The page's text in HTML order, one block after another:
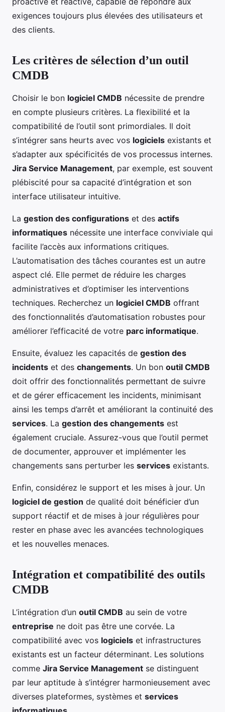
exigences toujours plus élevées des utilisateurs et
des clients.
Les critères de sélection d’un outil
CMDB
Choisir le bon logiciel CMDB nécessite de prendre
en compte plusieurs critères. La flexibilité et la
compatibilité de l’outil sont primordiales. Il doit
s’intégrer sans heurts avec vos logiciels existants et
s’adapter aux spécificités de vos processus internes.
Jira Service Management, par exemple, est souvent
plébiscité pour sa capacité d’intégration et son
interface utilisateur intuitive.
La gestion des configurations et des actifs
informatiques nécessite une interface conviviale qui
facilite l’accès aux informations critiques.
L’automatisation des tâches courantes est un autre
aspect clé. Elle permet de réduire les charges
administratives et d’optimiser les interventions
techniques. Recherchez un logiciel CMDB offrant
des fonctionnalités d’automatisation robustes pour
améliorer l’efficacité de votre parc informatique.
Ensuite, évaluez les capacités de gestion des
incidents et des changements. Un bon outil CMDB
doit offrir des fonctionnalités permettant de suivre
et de gérer efficacement les incidents, minimisant
ainsi les temps d’arrêt et améliorant la continuité des
services. La gestion des changements est
également cruciale. Assurez-vous que l’outil permet
de documenter, approuver et implémenter les
changements sans perturber les services existants.
Enfin, considérez le support et les mises à jour. Un
logiciel de gestion de qualité doit bénéficier d’un
support réactif et de mises à jour régulières pour
rester en phase avec les avancées technologiques
et les nouvelles menaces.
Intégration et compatibilité des outils
CMDB
L’intégration d’un outil CMDB au sein de votre
entreprise ne doit pas être une corvée. La
compatibilité avec vos logiciels et infrastructures
existants est un facteur déterminant. Les solutions
comme Jira Service Management se distinguent
par leur aptitude à s’intégrer harmonieusement avec
diverses plateformes, systèmes et services